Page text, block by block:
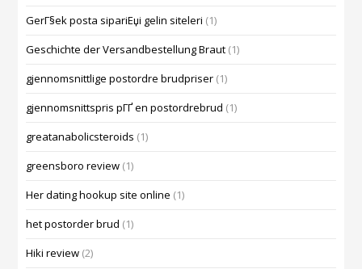
GerГ§ek posta sipariЕџi gelin siteleri (1)
Geschichte der Versandbestellung Braut (1)
gjennomsnittlige postordre brudpriser (1)
gjennomsnittspris pГҐ en postordrebrud (1)
greatanabolicsteroids (1)
greensboro review (1)
Her dating hookup site online (1)
het postorder brud (1)
Hiki review (2)